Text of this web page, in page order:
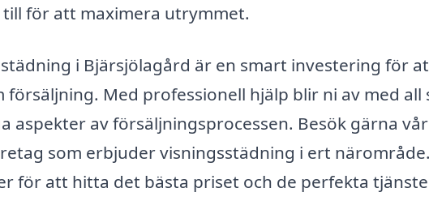
för att maximera utrymmet.
i Bjärsjölagård är en smart investering för
försäljning. Med professionell hjälp blir ni av med all
aspekter av försäljningsprocessen. Besök gärna vår
som erbjuder visningsstädning i ert
för att hitta det bästa priset och de perfekta